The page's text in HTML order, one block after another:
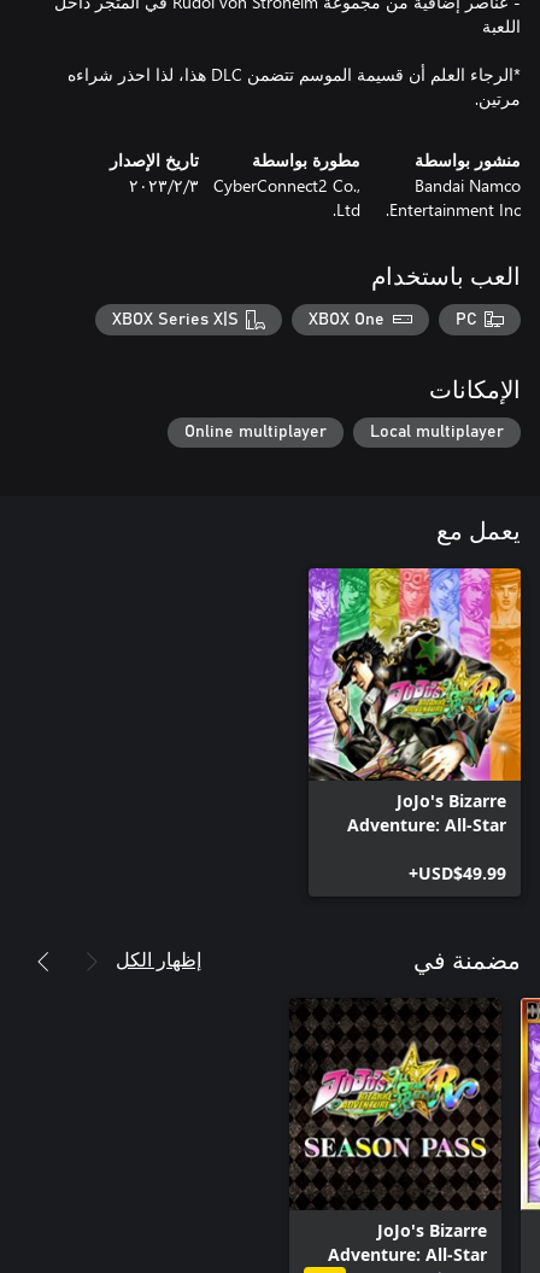
*الرجاء العلم أن قسيمة الموسم تتضمن DLC هذا، لذا احذر شراءه
مرتين.
منشور بواسطة
Bandai Namco
Entertainment Inc.
مطورة بواسطة
CyberConnect2 Co.,
Ltd.
تاريخ الإصدار
٣‏/٢‏/٢٠٢٣
العب باستخدام
PC
XBOX One
XBOX Series X|S
الإمكانات
Local multiplayer
Online multiplayer
يعمل مع
JoJo's Bizarre
Adventure: All-Star
USD$49.99+
مضمنة في إظهار الكل
JoJo's Bizarre
Adventure: All-Star